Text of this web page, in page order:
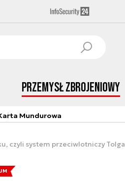
Przemysł Zbrojeniowy
Mundurowa
czyli system przeciwlotniczy Tolga